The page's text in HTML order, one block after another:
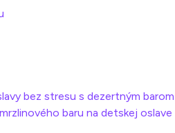
bez stresu s dezertným barom
baru na detskej oslave